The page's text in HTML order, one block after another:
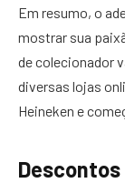
Em resumo, o
mostrar sua
de colecionador
diversas lojas
Heineken e